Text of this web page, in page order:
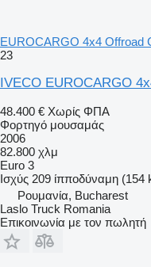
EUROCARGO 4x4 Offroad
23
IVECO EUROCARGO
48.400 € Χωρίς ΦΠΑ
Φορτηγό μουσαμάς
2006
82.800 χλμ
Euro 3
Ισχύς 209 ίπποδύναμη (154
Ρουμανία, Bucharest
Laslo Truck Romania
Επικοινωνία με τον πωλητή